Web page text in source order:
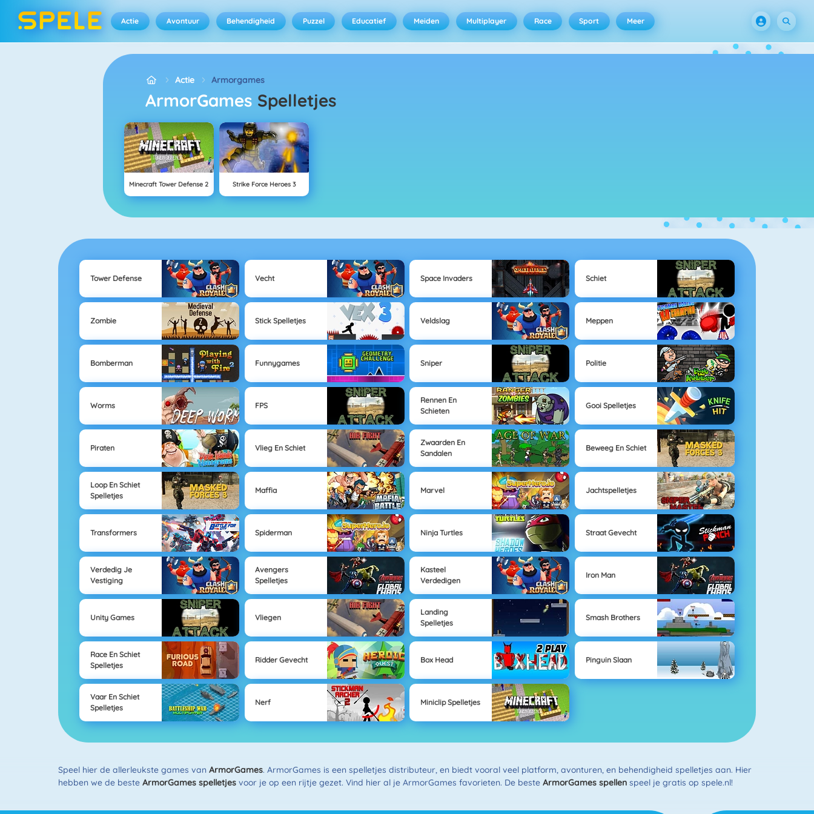
Actie Avontuur Behendigheid Puzzel Educatief Meiden Multiplayer Race Sport Meer
Actie Armorgames
ArmorGames Spelletjes
Minecraft Tower Defense 2 Strike Force Heroes 3
Tower Defense Vecht Space Invaders Schiet
Zombie Stick Spelletjes Veldslag Meppen
Bomberman Funnygames Sniper Politie
Worms FPS
Rennen En
Schieten
Gooi Spelletjes
Piraten Vlieg En Schiet
Zwaarden En
Sandalen
Beweeg En Schiet
Loop En Schiet
Spelletjes
Maffia Marvel Jachtspelletjes
Transformers Spiderman Ninja Turtles Straat Gevecht
Verdedig Je
Vestiging
Avengers
Spelletjes
Kasteel
Verdedigen
Iron Man
Unity Games Vliegen
Landing
Spelletjes
Smash Brothers
Race En Schiet
Spelletjes
Ridder Gevecht Box Head Pinguin Slaan
Vaar En Schiet
Spelletjes
Nerf Miniclip Spelletjes
Speel hier de allerleukste games van ArmorGames. ArmorGames is een spelletjes distributeur, en biedt vooral veel platform, avonturen, en behendigheid spelletjes aan. Hier
hebben we de beste ArmorGames spelletjes voor je op een rijtje gezet. Vind hier al je ArmorGames favorieten. De beste ArmorGames spellen speel je gratis op spele.nl!